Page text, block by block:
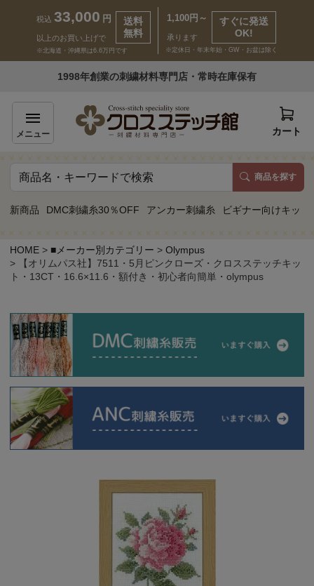
税込 33,000 円
以上のお買い上げで
送料
無料
※北海道・沖縄県は6.6万円です
1,100円～
承ります
すぐに発送
OK!
※定休日・年末年始・GW・お盆は除く
1998年創業の刺繍材料専門店・常時在庫保有
メニュー カート
商品を探す
新商品 DMC刺繍糸30％OFF アンカー刺繍糸 ビギナー向けキット
いらっしゃいませ ゲスト 様
商品一覧
取り扱いブランドから探す
当店について
よくあるご質問
ご利用ガイド
HOME ■メーカー別カテゴリー
Olympus
【オリムパス社】7511・5月ピンクローズ・クロスステッチキッ
ト・13CT・16.6×11.6・額付き・初心者向簡単・olympus